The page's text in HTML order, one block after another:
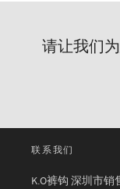
请让我们
联系我们
K.O裤钩 深圳市销